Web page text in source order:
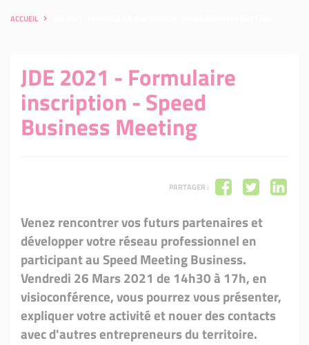
ACCUEIL
JDE 2021 - Formulaire
inscription - Speed
Business Meeting
PARTAGER :
Venez rencontrer vos futurs partenaires et
développer votre réseau professionnel en
participant au Speed Meeting Business.
Vendredi 26 Mars 2021 de 14h30 à 17h, en
visioconférence, vous pourrez vous présenter,
expliquer votre activité et nouer des contacts
avec d'autres entrepreneurs du territoire.